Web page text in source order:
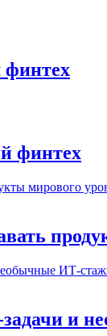
финтех
финтех
и